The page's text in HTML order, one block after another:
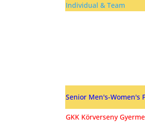
Individual & Team
Senior Men's-Women's
GKK Körverseny